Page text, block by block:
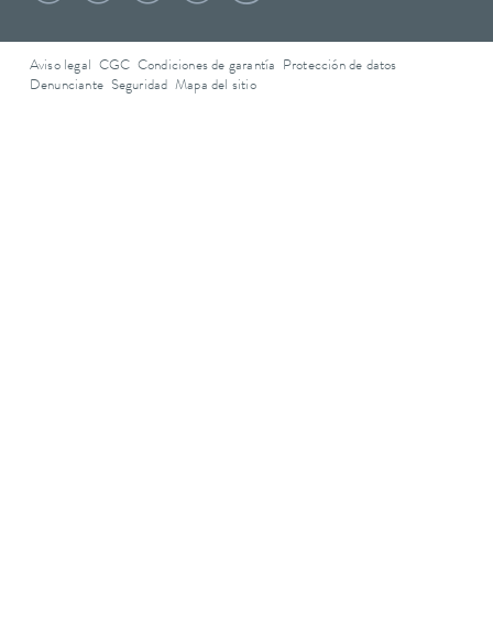
Aviso legal CGC Condiciones de garantía
Protección de datos
Denunciante Seguridad Mapa del sitio